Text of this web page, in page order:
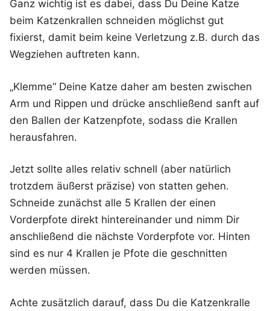
Ganz wichtig ist es dabei, dass Du Deine Katze
beim Katzenkrallen schneiden möglichst gut
fixierst, damit beim keine Verletzung z.B. durch das
Wegziehen auftreten kann.
„Klemme“ Deine Katze daher am besten zwischen
Arm und Rippen und drücke anschließend sanft auf
den Ballen der Katzenpfote, sodass die Krallen
herausfahren.
Jetzt sollte alles relativ schnell (aber natürlich
trotzdem äußerst präzise) von statten gehen.
Schneide zunächst alle 5 Krallen der einen
Vorderpfote direkt hintereinander und nimm Dir
anschließend die nächste Vorderpfote vor. Hinten
sind es nur 4 Krallen je Pfote die geschnitten
werden müssen.
Achte zusätzlich darauf, dass Du die Katzenkralle